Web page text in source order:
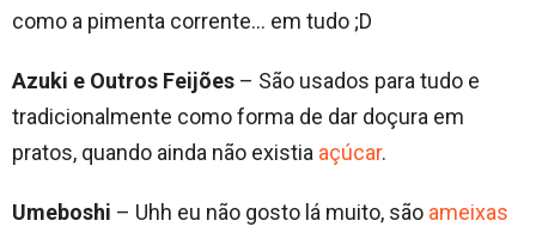
como a pimenta corrente… em tudo ;D
Azuki e Outros Feijões – São usados para tudo e
tradicionalmente como forma de dar doçura em
pratos, quando ainda não existia açúcar.
Umeboshi – Uhh eu não gosto lá muito, são ameixas